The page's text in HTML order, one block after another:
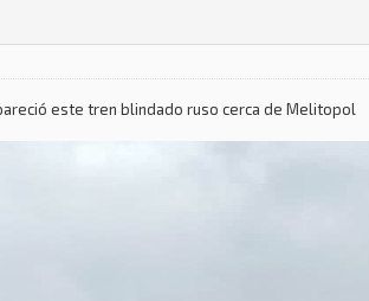
este tren blindado ruso cerca de Melitopol